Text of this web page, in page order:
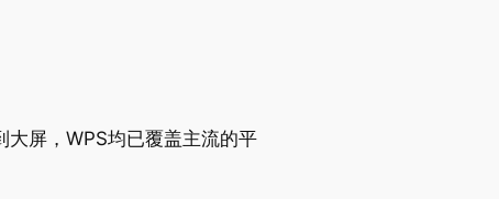
屏，WPS均已覆盖主流的平